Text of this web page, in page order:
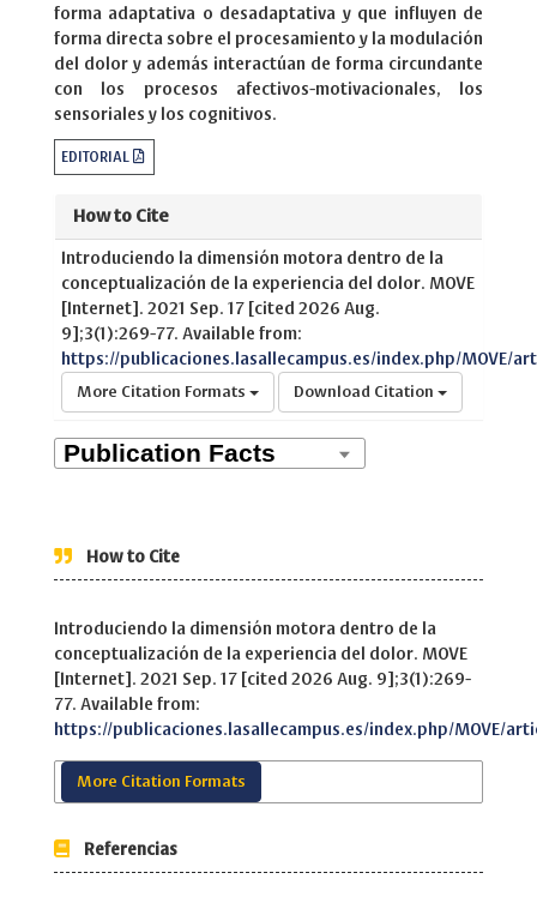
forma adaptativa o desadaptativa y que influyen de
forma directa sobre el procesamiento y la modulación
del dolor y además interactúan de forma circundante
con los procesos afectivos-motivacionales, los
sensoriales y los cognitivos.
EDITORIAL
How to Cite
Introduciendo la dimensión motora dentro de la
conceptualización de la experiencia del dolor. MOVE
[Internet]. 2021 Sep. 17 [cited 2026 Aug.
9];3(1):269-77. Available from:
https://publicaciones.lasallecampus.es/index.php/MOVE/
More Citation Formats Download Citation
How to Cite
Introduciendo la dimensión motora dentro de la
conceptualización de la experiencia del dolor. MOVE
[Internet]. 2021 Sep. 17 [cited 2026 Aug. 9];3(1):269-
77. Available from:
https://publicaciones.lasallecampus.es/index.php/MOVE/
More Citation Formats
Referencias